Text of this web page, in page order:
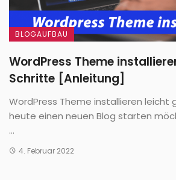
BLOGAUFBAU
WordPress Theme
Schritte [Anleitung]
WordPress Theme installieren leicht
heute einen neuen Blog starten
...
4. Februar 2022